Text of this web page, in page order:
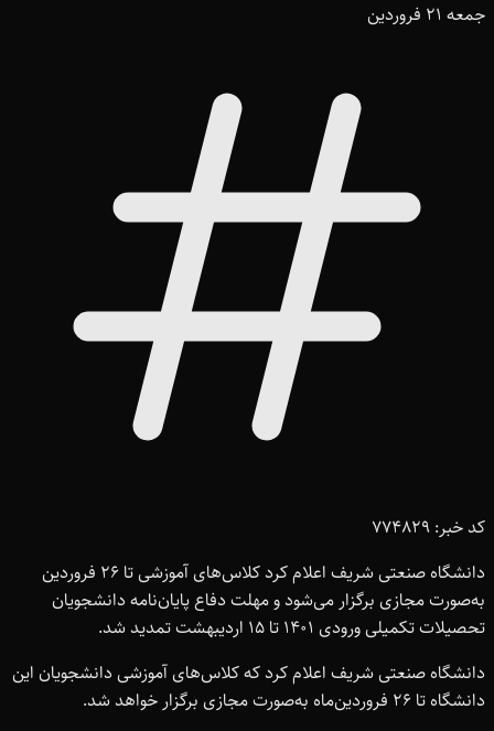
جمعه 21 فروردین
کد خبر: 774829
دانشگاه صنعتی شریف اعلام کرد کلاس‌های آموزشی تا 26 فروردین
به‌صورت مجازی برگزار می‌شود و مهلت دفاع پایان‌نامه دانشجویان
تحصیلات تکمیلی ورودی 1401 تا 15 اردیبهشت تمدید شد.
دانشگاه صنعتی شریف اعلام کرد که کلاس‌های آموزشی دانشجویان این
دانشگاه تا 26 فروردین‌ماه به‌صورت مجازی برگزار خواهد شد.